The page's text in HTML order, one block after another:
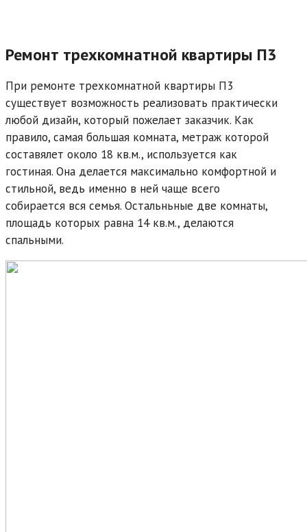
Ремонт трехкомнатной квартиры П3
При ремонте трехкомнатной квартиры П3
существует возможность реализовать практически
любой дизайн, который пожелает заказчик. Как
правило, самая большая комната, метраж которой
составялет около 18 кв.м., используется как
гостиная. Она делается максимально комфортной и
стильной, ведь именно в ней чаще всего
собирается вся семья. Остальньные две комнаты,
площадь которых равна 14 кв.м., делаются
спальными.